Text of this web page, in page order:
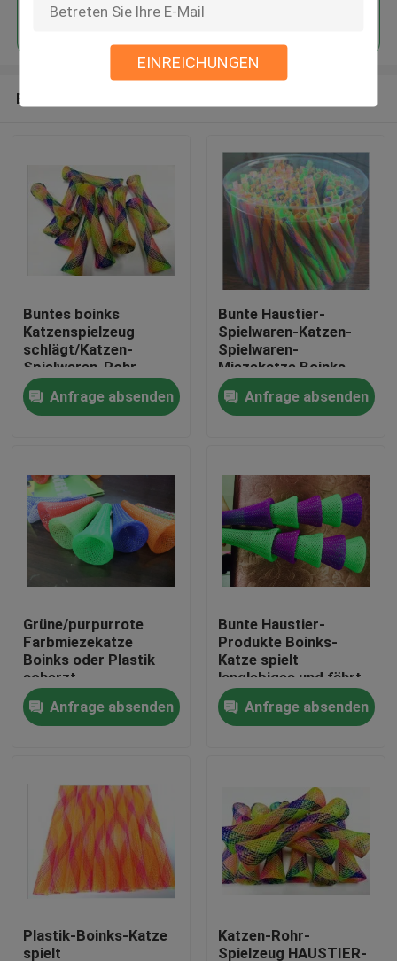
EINREICHUNGEN
Produkte
Über uns
Fabrik-Ausflug
Qualitätskontrolle
Treten Sie mit uns in Verbindung
Fordern Sie ein Zitat
Flexibler PVC-Schläuche
durch Hitze schrumpfbares Rohr
Gewölbter flexible Schläuche
Fortsetzen
Empfohlene Produkte
Buntes boinks
Katzenspielzeug
schlägt/Katzen-
Spielwaren-Rohr,
Plastikkatzen-Rohr-
Spielzeug
Anfrage absenden
Bunte Haustier-
Spielwaren-Katzen-
Spielwaren-
Miezekatze Boinks
geben sie Trieb frei
Anfrage absenden
Grüne/purpurrote
Farbmiezekatze
Boinks oder Plastik
scherzt
Spielwaren-/Kinderspielwarenschläuche
Anfrage absenden
Bunte Haustier-
Produkte Boinks-
Katze spielt
langlebiges und fährt
Katzen
Anfrage absenden
Plastik-Boinks-Katze
spielt
Katzen-Rohr-
Spielzeug HAUSTIER-